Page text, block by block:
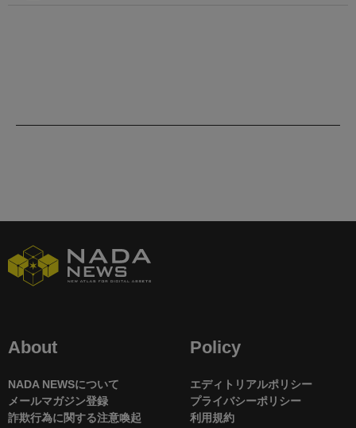
About
NADA NEWSについて
メールマガジン登録
詐欺行為に関する注意喚起
Policy
エディトリアルポリシー
プライバシーポリシー
利用規約